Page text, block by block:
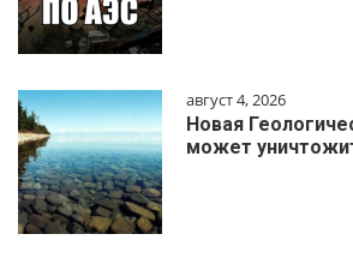
август 4, 2026
Новая
может